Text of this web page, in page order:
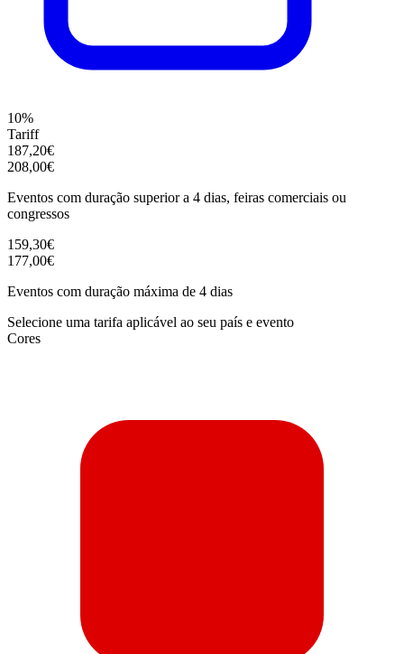
10%
Tariff
187,20€
208,00€
Eventos com duração superior a 4 dias, feiras comerciais ou
congressos
159,30€
177,00€
Eventos com duração máxima de 4 dias
Selecione uma tarifa aplicável ao seu país e evento
Cores